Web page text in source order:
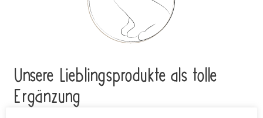
Unsere Lieblings­pro­duk­te als tolle
Ergän­zung